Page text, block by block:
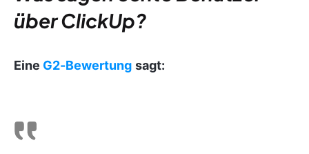
über ClickUp?
Eine G2-Bewertung sagt: